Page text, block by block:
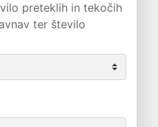
preteklih in tekočih
ter število